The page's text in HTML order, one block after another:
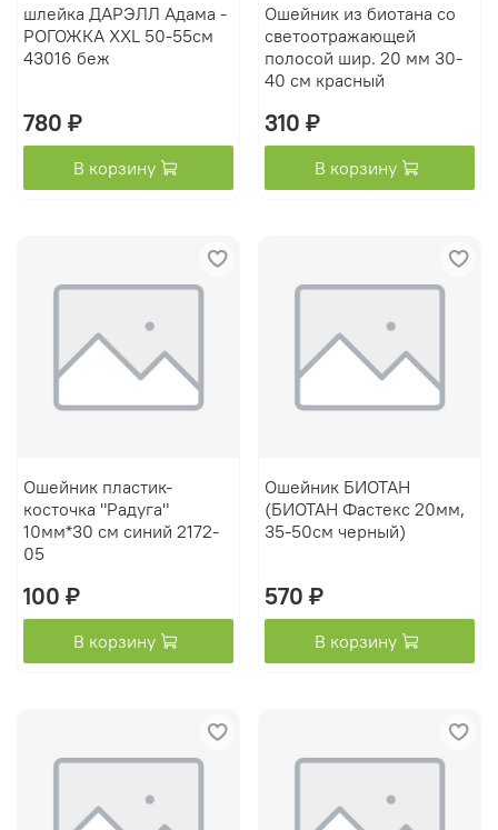
шлейка ДАРЭЛЛ Адама -
РОГОЖКА XXL 50-55см
43016 беж
780 ₽
В корзину
Ошейник из биотана со
светоотражающей
полосой шир. 20 мм 30-
40 см красный
310 ₽
В корзину
Ошейник пластик-
косточка "Радуга"
10мм*30 см синий 2172-
05
100 ₽
В корзину
Ошейник БИОТАН
(БИОТАН Фастекс 20мм,
35-50см черный)
570 ₽
В корзину